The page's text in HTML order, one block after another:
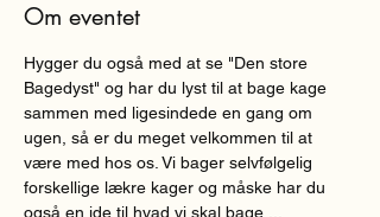
Om eventet
Hygger du også med at se "Den store
Bagedyst" og har du lyst til at bage kage
sammen med ligesindede en gang om
ugen, så er du meget velkommen til at
være med hos os. Vi bager selvfølgelig
forskellige lækre kager og måske har du
også en ide til hvad vi skal bage ...